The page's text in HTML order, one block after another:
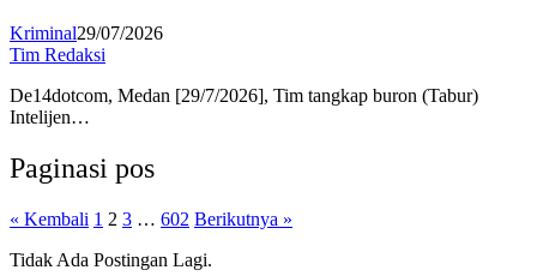
Kriminal29/07/2026
Tim Redaksi
De14dotcom, Medan [29/7/2026], Tim tangkap buron (Tabur)
Intelijen…
Paginasi pos
« Kembali 1 2 3 … 602 Berikutnya »
Tidak Ada Postingan Lagi.